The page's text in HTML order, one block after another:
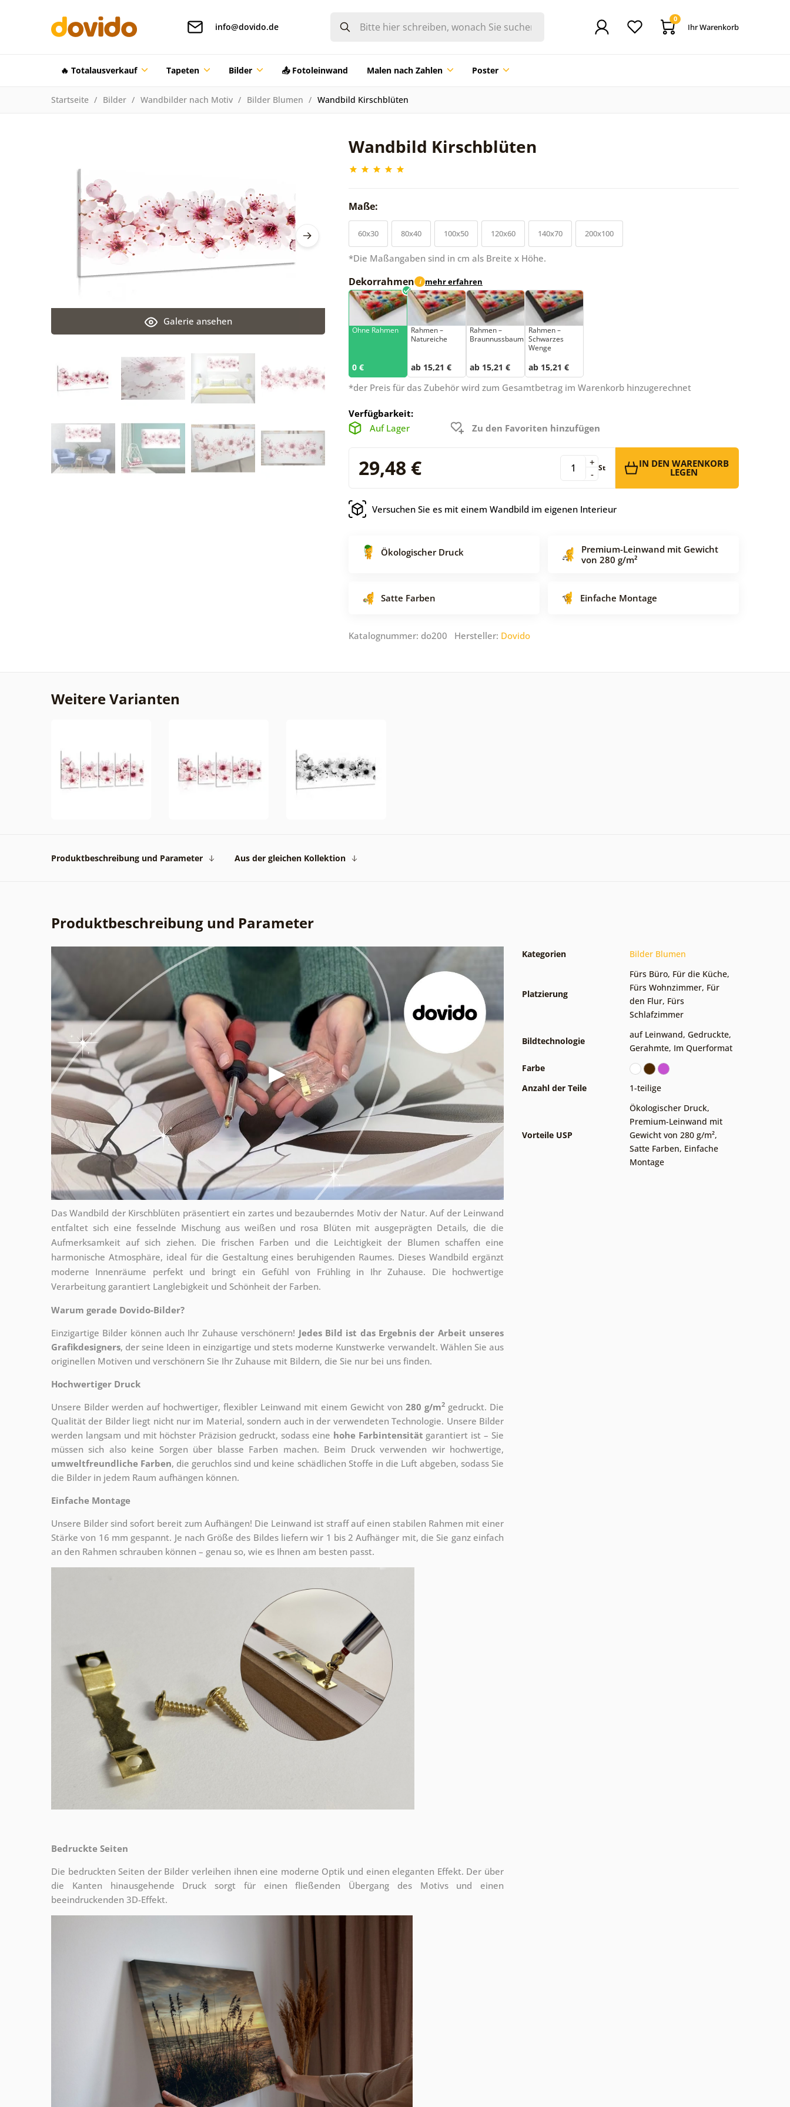
info@dovido.de
0
Ihr Warenkorb
🔥 Totalausverkauf Tapeten Bilder 📤 Fotoleinwand Malen nach Zahlen Poster
Startseite Bilder Wandbilder nach Motiv Bilder Blumen Wandbild Kirschblüten
Wandbild Kirschblüten
Galerie ansehen
Maße:
60x30 80x40 100x50 120x60 140x70 200x100
*Die Maßangaben sind in cm als Breite x Höhe.
Dekorrahmen i mehr erfahren
Ohne Rahmen
0 €
Rahmen –
Natureiche
ab 15,21 €
Rahmen –
Braunnussbaum
ab 15,21 €
Rahmen –
Schwarzes
Wenge
ab 15,21 €
*der Preis für das Zubehör wird zum Gesamtbetrag im Warenkorb hinzugerechnet
Verfügbarkeit:
Auf Lager
Zu den Favoriten hinzufügen
29,48 € -
+ St IN DEN WARENKORB
LEGEN
Versuchen Sie es mit einem Wandbild im eigenen Interieur
Ökologischer Druck
Premium-Leinwand mit Gewicht
von 280 g/m²
Satte Farben Einfache Montage
Katalognummer: do200 Hersteller: Dovido
Weitere Varianten
Produktbeschreibung und Parameter Aus der gleichen Kollektion
Produktbeschreibung und Parameter
Das Wandbild der Kirschblüten präsentiert ein zartes und bezauberndes Motiv der Natur. Auf der Leinwand
entfaltet sich eine fesselnde Mischung aus weißen und rosa Blüten mit ausgeprägten Details, die die
Aufmerksamkeit auf sich ziehen. Die frischen Farben und die Leichtigkeit der Blumen schaffen eine
harmonische Atmosphäre, ideal für die Gestaltung eines beruhigenden Raumes. Dieses Wandbild ergänzt
moderne Innenräume perfekt und bringt ein Gefühl von Frühling in Ihr Zuhause. Die hochwertige
Verarbeitung garantiert Langlebigkeit und Schönheit der Farben.
Warum gerade Dovido-Bilder?
Einzigartige Bilder können auch Ihr Zuhause verschönern! Jedes Bild ist das Ergebnis der Arbeit unseres
Grafikdesigners, der seine Ideen in einzigartige und stets moderne Kunstwerke verwandelt. Wählen Sie aus
originellen Motiven und verschönern Sie Ihr Zuhause mit Bildern, die Sie nur bei uns finden.
Hochwertiger Druck
Unsere Bilder werden auf hochwertiger, flexibler Leinwand mit einem Gewicht von 280 g/m2 gedruckt. Die
Qualität der Bilder liegt nicht nur im Material, sondern auch in der verwendeten Technologie. Unsere Bilder
werden langsam und mit höchster Präzision gedruckt, sodass eine hohe Farbintensität garantiert ist – Sie
müssen sich also keine Sorgen über blasse Farben machen. Beim Druck verwenden wir hochwertige,
umweltfreundliche Farben, die geruchlos sind und keine schädlichen Stoffe in die Luft abgeben, sodass Sie
die Bilder in jedem Raum aufhängen können.
Einfache Montage
Unsere Bilder sind sofort bereit zum Aufhängen! Die Leinwand ist straff auf einen stabilen Rahmen mit einer
Stärke von 16 mm gespannt. Je nach Größe des Bildes liefern wir 1 bis 2 Aufhänger mit, die Sie ganz einfach
an den Rahmen schrauben können – genau so, wie es Ihnen am besten passt.
Bedruckte Seiten
Die bedruckten Seiten der Bilder verleihen ihnen eine moderne Optik und einen eleganten Effekt. Der über
die Kanten hinausgehende Druck sorgt für einen fließenden Übergang des Motivs und einen
beeindruckenden 3D-Effekt.
Kategorien Bilder Blumen
Platzierung
Fürs Büro, Für die Küche,
Fürs Wohnzimmer, Für
den Flur, Fürs
Schlafzimmer
Bildtechnologie
auf Leinwand, Gedruckte,
Gerahmte, Im Querformat
Farbe
Anzahl der Teile
1-teilige
Vorteile USP
Ökologischer Druck,
Premium-Leinwand mit
Gewicht von 280 g/m²,
Satte Farben, Einfache
Montage